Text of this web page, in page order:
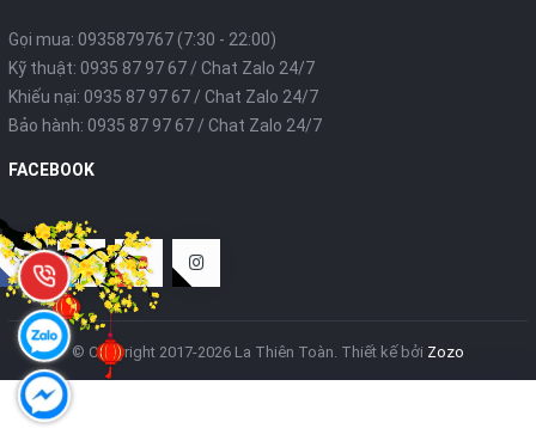
Gọi mua: 0935879767 (7:30 - 22:00)
Kỹ thuật: 0935 87 97 67 / Chat Zalo 24/7
Khiếu nại: 0935 87 97 67 / Chat Zalo 24/7
Bảo hành: 0935 87 97 67 / Chat Zalo 24/7
FACEBOOK
© Copyright 2017-2026 La Thiên Toàn. Thiết kế bởi Zozo